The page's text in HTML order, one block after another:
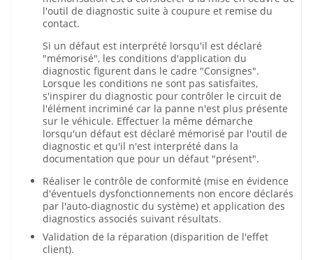
l'outil de diagnostic suite à coupure et remise du
contact.
Si un défaut est interprété lorsqu'il est déclaré
"mémorisé", les conditions d'application du
diagnostic figurent dans le cadre "Consignes".
Lorsque les conditions ne sont pas satisfaites,
s'inspirer du diagnostic pour contrôler le circuit de
l'élément incriminé car la panne n'est plus présente
sur le véhicule. Effectuer la même démarche
lorsqu'un défaut est déclaré mémorisé par l'outil de
diagnostic et qu'il n'est interprété dans la
documentation que pour un défaut "présent".
Réaliser le contrôle de conformité (mise en évidence
d'éventuels dysfonctionnements non encore déclarés
par l'auto-diagnostic du système) et application des
diagnostics associés suivant résultats.
Validation de la réparation (disparition de l'effet
client).